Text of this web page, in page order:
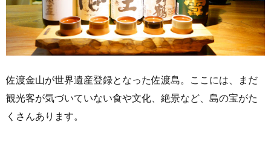
佐渡金山が世界遺産登録となった佐渡島。ここには、まだ
観光客が気づいていない食や文化、絶景など、島の宝がた
くさんあります。